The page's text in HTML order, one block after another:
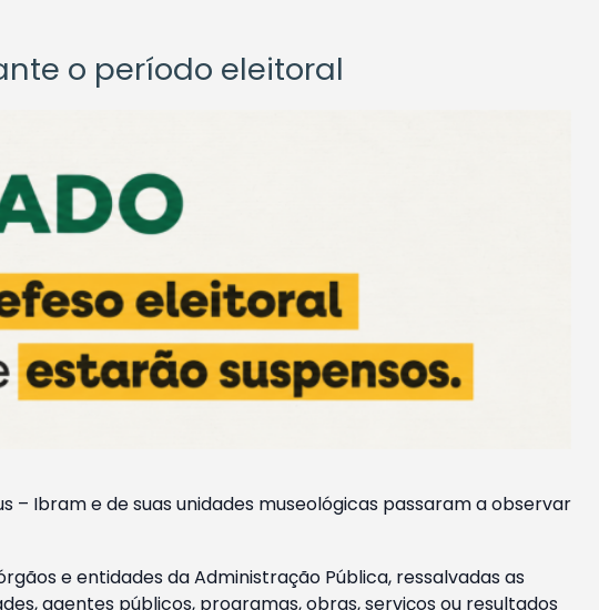
o período eleitoral
– Ibram e de suas unidades museológicas passaram a observar
e entidades da Administração Pública, ressalvadas as
agentes públicos, programas, obras, serviços ou resultados